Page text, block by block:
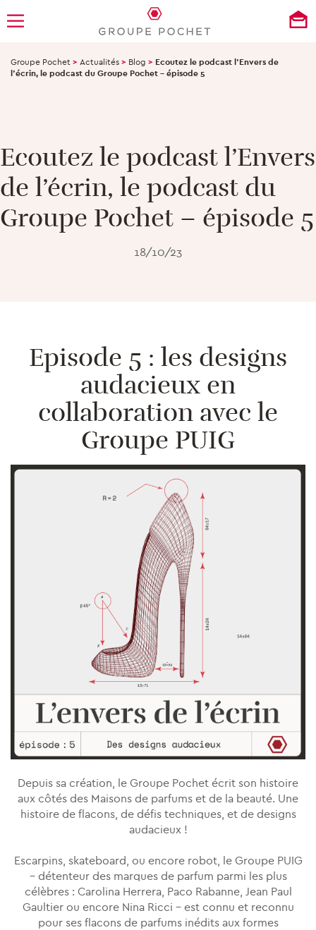
Groupe Pochet > Actualités > Blog > Ecoutez le podcast l’Envers de
l’écrin, le podcast du Groupe Pochet – épisode 5
Ecoutez le podcast l’Envers
de l’écrin, le podcast du
Groupe Pochet – épisode 5
18/10/23
Episode 5 : les designs
audacieux en
collaboration avec le
Groupe PUIG
Depuis sa création, le Groupe Pochet écrit son histoire
aux côtés des Maisons de parfums et de la beauté. Une
histoire de flacons, de défis techniques, et de designs
audacieux !
Escarpins, skateboard, ou encore robot, le Groupe PUIG
– détenteur des marques de parfum parmi les plus
célèbres : Carolina Herrera, Paco Rabanne, Jean Paul
Gaultier ou encore Nina Ricci – est connu et reconnu
pour ses flacons de parfums inédits aux formes